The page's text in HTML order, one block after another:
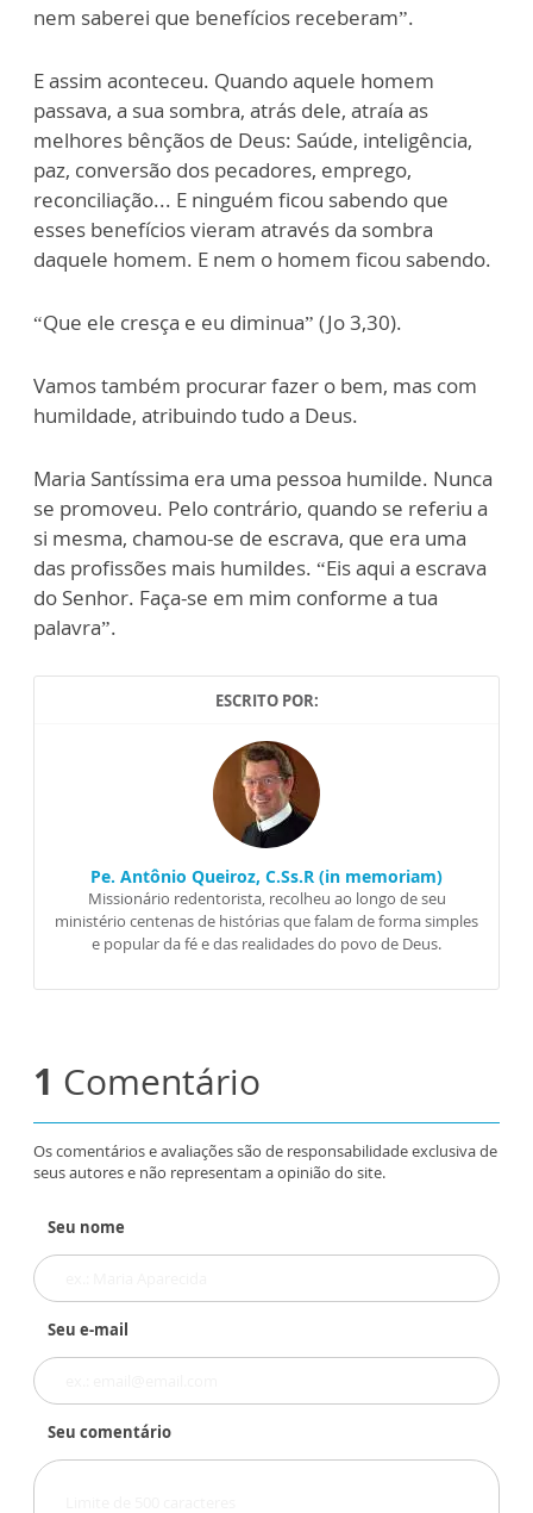
nem saberei que benefícios receberam”.
E assim aconteceu. Quando aquele homem
passava, a sua sombra, atrás dele, atraía as
melhores bênçãos de Deus: Saúde, inteligência,
paz, conversão dos pecadores, emprego,
reconciliação... E ninguém ficou sabendo que
esses benefícios vieram através da sombra
daquele homem. E nem o homem ficou sabendo.
“Que ele cresça e eu diminua” (Jo 3,30).
Vamos também procurar fazer o bem, mas com
humildade, atribuindo tudo a Deus.
Maria Santíssima era uma pessoa humilde. Nunca
se promoveu. Pelo contrário, quando se referiu a
si mesma, chamou-se de escrava, que era uma
das profissões mais humildes. “Eis aqui a escrava
do Senhor. Faça-se em mim conforme a tua
palavra”.
ESCRITO POR:
Pe. Antônio Queiroz, C.Ss.R (in memoriam)
Missionário redentorista, recolheu ao longo de seu
ministério centenas de histórias que falam de forma simples
e popular da fé e das realidades do povo de Deus.
1 Comentário
Os comentários e avaliações são de responsabilidade exclusiva de
seus autores e não representam a opinião do site.
Seu nome
Seu e-mail
Seu comentário